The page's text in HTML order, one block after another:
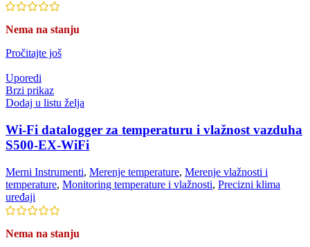
Nema na stanju
Pročitajte još
Uporedi
Brzi prikaz
Dodaj u listu želja
Wi-Fi datalogger za temperaturu i vlažnost vazduha
S500-EX-WiFi
Merni Instrumenti, Merenje temperature, Merenje vlažnosti i
temperature, Monitoring temperature i vlažnosti, Precizni klima
uređaji
Nema na stanju